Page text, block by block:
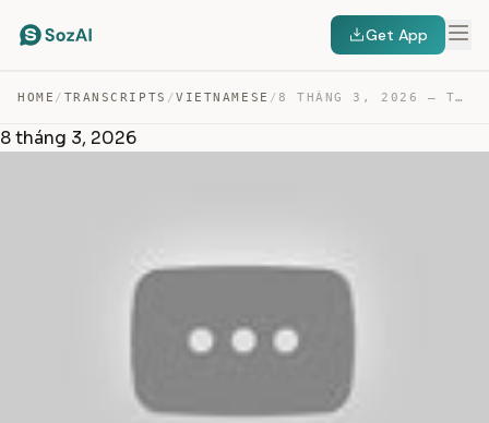
Get App
HOME / TRANSCRIPTS /VIETNAMESE / 8 THÁNG 3, 2026 — TRANSCRIPT
8 tháng 3, 2026